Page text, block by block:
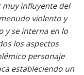
muy influyente del
violento y
y se interna en lo
los aspectos
personaje
estableciendo un